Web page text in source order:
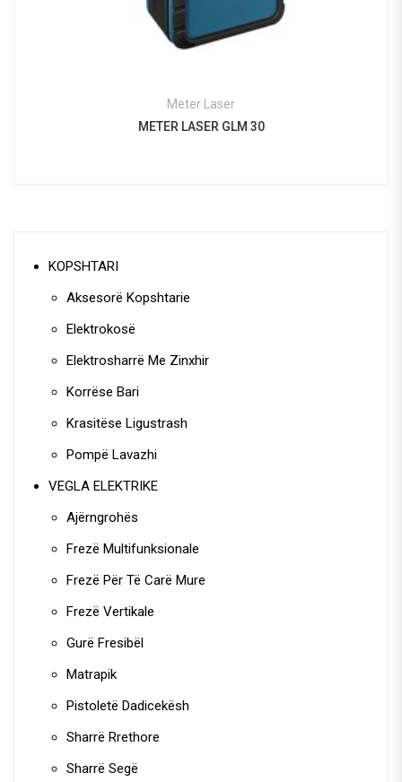
Meter Laser
METER LASER GLM 30
KOPSHTARI
Aksesorë Kopshtarie
Elektrokosë
Elektrosharrë Me Zinxhir
Korrëse Bari
Krasitëse Ligustrash
Pompë Lavazhi
VEGLA ELEKTRIKE
Ajërngrohës
Frezë Multifunksionale
Frezë Për Të Carë Mure
Frezë Vertikale
Gurë Fresibël
Matrapik
Pistoletë Dadicekësh
Sharrë Rrethore
Sharrë Segë